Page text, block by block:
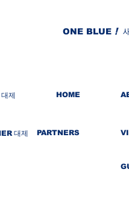
ONE BLUE !
대제 HOME
대제 PARTNERS